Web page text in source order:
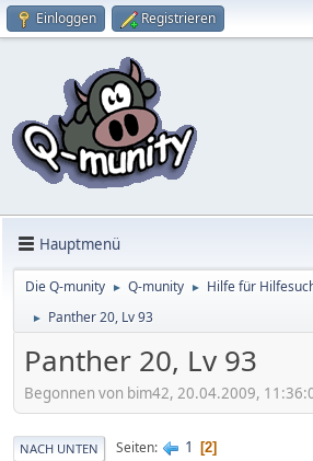
Einloggen Registrieren
Hauptmenü
Die Q-munity ► Q-munity ► Hilfe für
► Panther 20, Lv 93
Panther 20, Lv 93
Begonnen von bim42, 20.04.2009,
NACH UNTEN Seiten 1 2